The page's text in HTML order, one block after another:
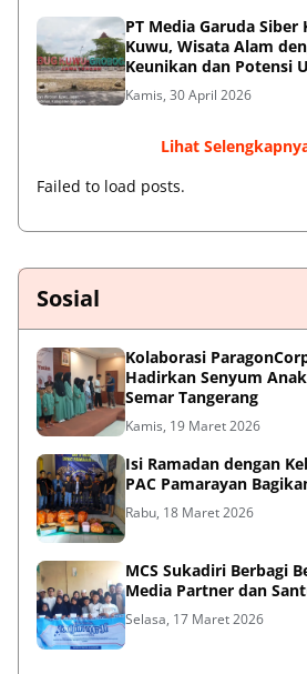
PT Media Garuda
Kuwu, Wisata Alam
Keunikan dan Potensi
Kamis, 30 April 2026
Lihat
Failed to load posts.
Sosial
Kolaborasi
Hadirkan Senyum
Semar Tangerang
Kamis, 19 Maret 2026
Isi Ramadan dengan
PAC Pamarayan
Rabu, 18 Maret 2026
MCS Sukadiri Berbagi
Media Partner dan
Selasa, 17 Maret 2026